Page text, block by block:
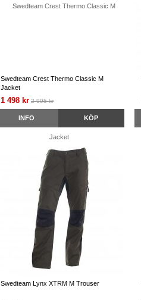
Swedteam Crest Thermo Classic M
Jacket
1 498 kr 2 995 kr
INFO KÖP
Swedteam Lynx XTRM M Trouser